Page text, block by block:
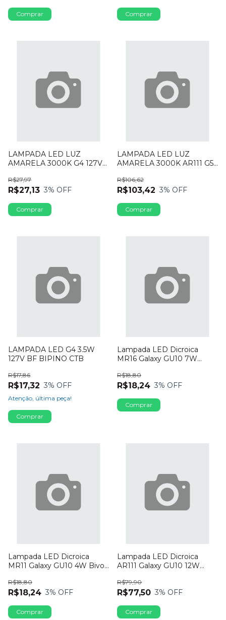
LAMPADA LED LUZ
AMARELA 3000K G4 127V
R$27,13
R$27,97
3% OFF
LAMPADA LED LUZ
AMARELA 3000K AR111 G53
R$103,42
R$106,62
3% OFF
LAMPADA LED G4 3.5W
127V BF BIPINO CTB
R$17,32
R$17,86
3% OFF
Atenção, última peça!
Lampada LED Dicroica
MR16 Galaxy GU10 7W
R$18,24
R$18,80
3% OFF
Lampada LED Dicroica
MR11 Galaxy GU10 4W Bivolt
R$18,24
R$18,80
3% OFF
Lampada LED Dicroica
AR111 Galaxy GU10 12W
R$77,50
R$79,90
3% OFF